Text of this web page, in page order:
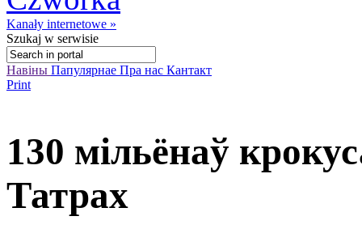
Kanały internetowe »
Szukaj w serwisie
Навіны Папулярнае Пра нас Кантакт
Print
130 мільёнаў
Татрах